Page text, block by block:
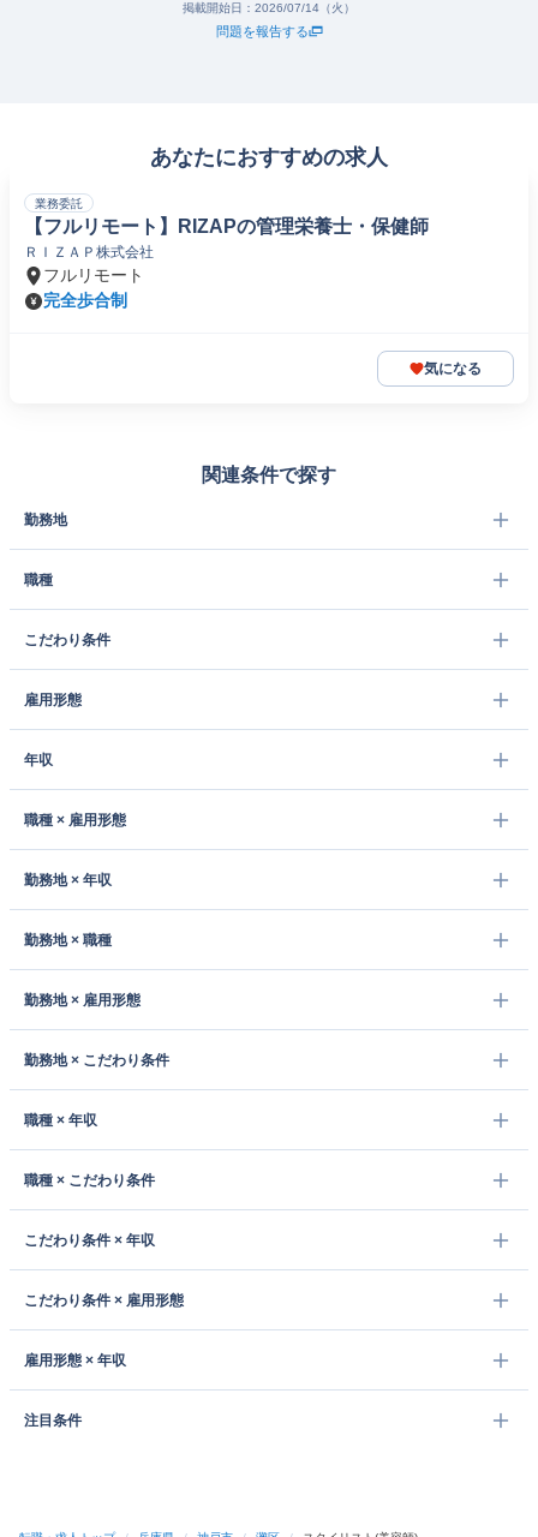
掲載開始日： 2026/07/14（火）
問題を報告する
あなたにおすすめの求人
業務委託
【フルリモート】RIZAPの管理栄養士・保健師
ＲＩＺＡＰ株式会社
フルリモート
完全歩合制
気になる
関連条件で探す
勤務地
職種
こだわり条件
雇用形態
年収
職種 × 雇用形態
勤務地 × 年収
勤務地 × 職種
勤務地 × 雇用形態
勤務地 × こだわり条件
職種 × 年収
職種 × こだわり条件
こだわり条件 × 年収
こだわり条件 × 雇用形態
雇用形態 × 年収
注目条件